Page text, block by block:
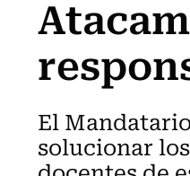
El
solucionar